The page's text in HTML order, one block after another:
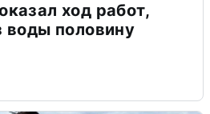
ход работ,
воды половину